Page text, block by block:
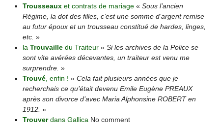
Trousseaux et contrats de mariage« Sous l’ancien
Régime, la dot des filles, c’est une somme d’argent remise
au futur époux et un trousseau constitué de hardes, linges,
etc. »
la Trouvaille du Traiteur« Si les archives de la Police se
sont vite avérées décevantes, un traiteur est venu me
surprendre. »
Trouvé, enfin ! « Cela fait plusieurs années que je
recherchais ce qu’était devenu Emile Eugène PREAUX
après son divorce d’avec Maria Alphonsine ROBERT en
1912. »
Trouverdans Gallica No comment